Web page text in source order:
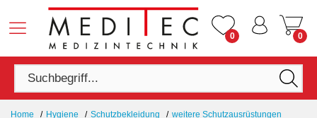
0 0
Home Hygiene Schutzbekleidung weitere Schutzausrüstungen